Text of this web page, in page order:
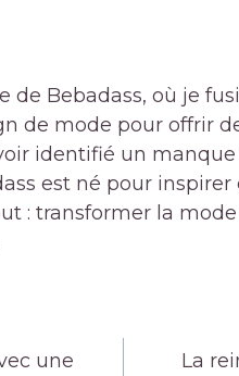
de Bebadass, où je
de mode pour offrir
identifié un
est né pour
: transformer la
une
La